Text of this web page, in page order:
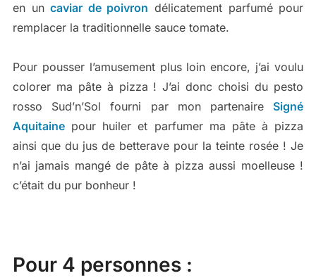
en uncaviar de poivron délicatement parfumé pour
remplacer la traditionnelle sauce tomate.
Pour pousser l’amusement plus loin encore, j’ai voulu
colorer ma pâte à pizza ! J’ai donc choisi du pesto
rosso Sud’n’Sol fourni par mon partenaire Signé
Aquitainepour huiler et parfumer ma pâte à pizza
ainsi que du jus de betterave pour la teinte rosée ! Je
n’ai jamais mangé de pâte à pizza aussi moelleuse !
c’était du pur bonheur !
Pour 4 personnes :